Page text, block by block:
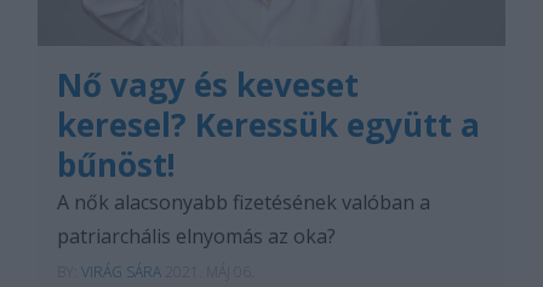
Nő vagy és keveset
keresel? Keressük együtt a
bűnöst!
A nők alacsonyabb fizetésének valóban a
patriarchális elnyomás az oka?
VIRÁG SÁRA